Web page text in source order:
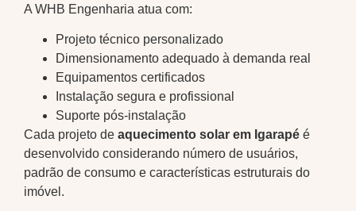
A WHB Engenharia atua com:
Projeto técnico personalizado
Dimensionamento adequado à demanda real
Equipamentos certificados
Instalação segura e profissional
Suporte pós-instalação
Cada projeto de aquecimento solar em Igarapé é
desenvolvido considerando número de usuários,
padrão de consumo e características estruturais do
imóvel.